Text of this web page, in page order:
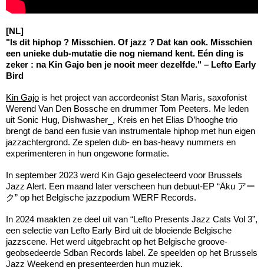
[NL]
"Is dit hiphop ? Misschien. Of jazz ? Dat kan ook. Misschien
een unieke dub-mutatie die nog niemand kent. Eén ding is
zeker : na Kin Gajo ben je nooit meer dezelfde." – Lefto Early
Bird
Kin Gajo is het project van accordeonist Stan Maris, saxofonist
Werend Van Den Bossche en drummer Tom Peeters. Me leden
uit Sonic Hug, Dishwasher_, Kreis en het Elias D’hooghe trio
brengt de band een fusie van instrumentale hiphop met hun eigen
jazzachtergrond. Ze spelen dub- en bas-heavy nummers en
experimenteren in hun ongewone formatie.
In september 2023 werd Kin Gajo geselecteerd voor Brussels
Jazz Alert. Een maand later verscheen hun debuut-EP “Āku アー
ク” op het Belgische jazzpodium WERF Records.
In 2024 maakten ze deel uit van “Lefto Presents Jazz Cats Vol 3”,
een selectie van Lefto Early Bird uit de bloeiende Belgische
jazzscene. Het werd uitgebracht op het Belgische groove-
geobsedeerde Sdban Records label. Ze speelden op het Brussels
Jazz Weekend en presenteerden hun muziek.